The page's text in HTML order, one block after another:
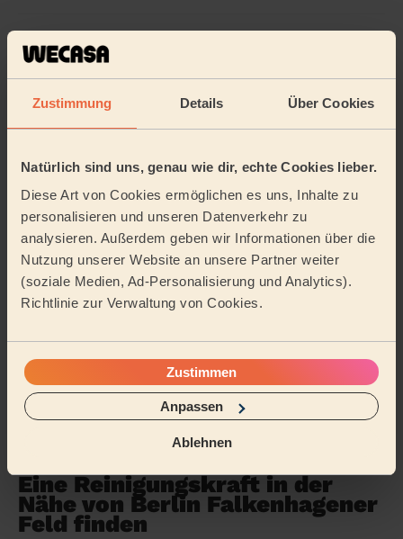
Zustimmung Details Über Cookies
Natürlich sind uns, genau wie dir, echte Cookies lieber.
Diese Art von Cookies ermöglichen es uns, Inhalte zu
personalisieren und unseren Datenverkehr zu
analysieren. Außerdem geben wir Informationen über die
Nutzung unserer Website an unsere Partner weiter
(soziale Medien, Ad-Personalisierung und Analytics).
Richtlinie zur Verwaltung von Cookies.
Zustimmen
Anpassen
Ablehnen
Einmalige Reinigung
Wir sind mehr als zufrieden und können Claudia von
Herzen weiterempfehlen. Sie arbeitet unglaublich
gründlich und hinterließ unsere Wohnung blitzsa...Mehr
Lucilla (Berlin)
5/5
Es war nicht Araujo hier sondern Claudia. Darüber
wurde ich nicht informiert. Sie war sehr fleißig und
gewissenhaft. Leider hatte ich zu wenig Zeit...
Sibylle (Berlin)
Weitere Bewertungen anzeigen
Eine Reinigungskraft in der
Nähe von Berlin Falkenhagener
Feld finden